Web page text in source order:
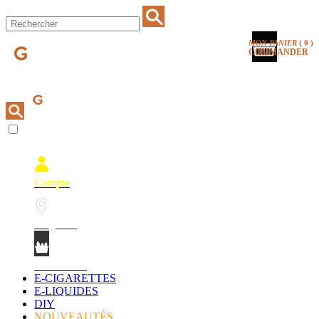
MON PANIER ( 0 )
COMMANDER
Compte
E-CIGARETTES
E-LIQUIDES
DIY
NOUVEAUTÉS